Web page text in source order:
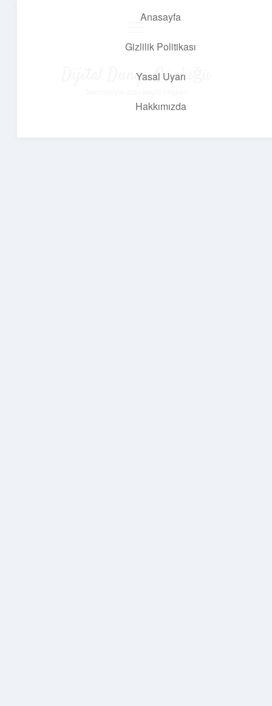
Anasayfa
Gizlilik Politikası
Yasal Uyarı
Hakkımızda
Dijital Dünya Günlüğü